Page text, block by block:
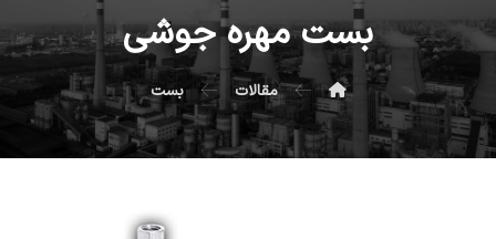
بست مهره جوشی
مقالات بست